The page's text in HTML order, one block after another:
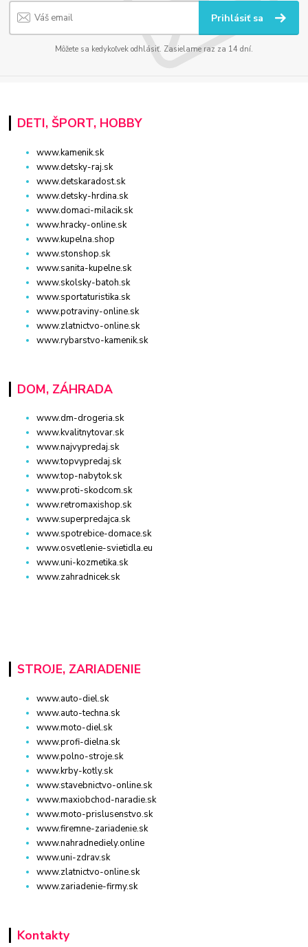
Prihlásiť sa
Môžete sa kedykoľvek odhlásiť. Zasielame raz za 14 dní.
DETI, ŠPORT, HOBBY
www.kamenik.sk
www.detsky-raj.sk
www.detskaradost.sk
www.detsky-hrdina.sk
www.domaci-milacik.sk
www.hracky-online.sk
www.kupelna.shop
www.stonshop.sk
www.sanita-kupelne.sk
www.skolsky-batoh.sk
www.sportaturistika.sk
www.potraviny-online.sk
www.zlatnictvo-online.sk
www.rybarstvo-kamenik.sk
DOM, ZÁHRADA
www.dm-drogeria.sk
www.kvalitnytovar.sk
www.najvypredaj.sk
www.topvypredaj.sk
www.top-nabytok.sk
www.proti-skodcom.sk
www.retromaxishop.sk
www.superpredajca.sk
www.spotrebice-domace.sk
www.osvetlenie-svietidla.eu
www.uni-kozmetika.sk
www.zahradnicek.sk
STROJE, ZARIADENIE
www.auto-diel.sk
www.auto-techna.sk
www.moto-diel.sk
www.profi-dielna.sk
www.polno-stroje.sk
www.krby-kotly.sk
www.stavebnictvo-online.sk
www.maxiobchod-naradie.sk
www.moto-prislusenstvo.sk
www.firemne-zariadenie.sk
www.nahradnediely.online
www.uni-zdrav.sk
www.zlatnictvo-online.sk
www.zariadenie-firmy.sk
Kontakty